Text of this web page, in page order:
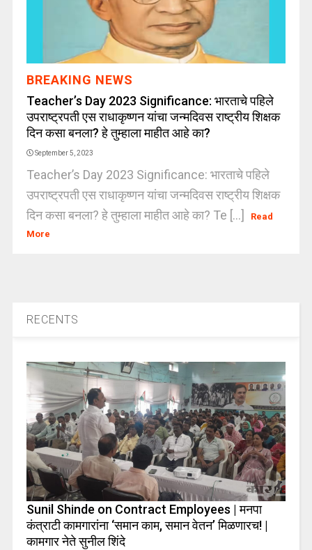
BREAKING NEWS
Teacher’s Day 2023 Significance: भारताचे पहिले
उपराष्ट्रपती एस राधाकृष्णन यांचा जन्मदिवस राष्ट्रीय शिक्षक
दिन कसा बनला? हे तुम्हाला माहीत आहे का?
September 5, 2023
Teacher’s Day 2023 Significance: भारताचे पहिले
उपराष्ट्रपती एस राधाकृष्णन यांचा जन्मदिवस राष्ट्रीय शिक्षक
दिन कसा बनला? हे तुम्हाला माहीत आहे का? Te [...]
Read
More
RECENTS
Sunil Shinde on Contract Employees | मनपा
कंत्राटी कामगारांना ‘समान काम, समान वेतन’ मिळणारच! |
कामगार नेते सुनील शिंदे